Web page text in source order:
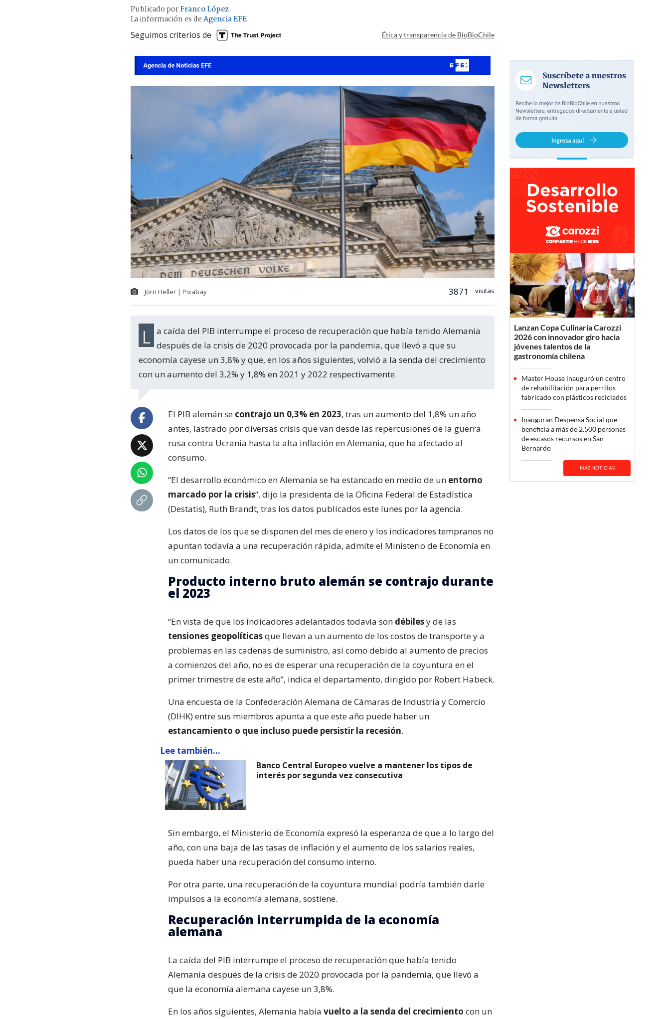
Publicado porFranco López
La información es deAgencia EFE
Seguimos criterios de Ética y transparencia de BioBioChile
Jörn Heller | Pixabay 3871 visitas
La caída del PIB interrumpe el proceso de recuperación que había tenido Alemania después de la crisis de 2020 provocada por la pandemia, que llevó a que su
economía cayese un 3,8% y que, en los años siguientes, volvió a la senda del crecimiento
con un aumento del 3,2% y 1,8% en 2021 y 2022 respectivamente.
El PIB alemán se contrajo un 0,3% en 2023, tras un aumento del 1,8% un año
antes, lastrado por diversas crisis que van desde las repercusiones de la guerra
rusa contra Ucrania hasta la alta inflación en Alemania, que ha afectado al
consumo.
“El desarrollo económico en Alemania se ha estancado en medio de un entorno
marcado por la crisis“, dijo la presidenta de la Oficina Federal de Estadística
(Destatis), Ruth Brandt, tras los datos publicados este lunes por la agencia.
Los datos de los que se disponen del mes de enero y los indicadores tempranos no
apuntan todavía a una recuperación rápida, admite el Ministerio de Economía en
un comunicado.
Producto interno bruto alemán se contrajo durante
el 2023
“En vista de que los indicadores adelantados todavía son débilesy de las
tensiones geopolíticasque llevan a un aumento de los costos de transporte y a
problemas en las cadenas de suministro, así como debido al aumento de precios
a comienzos del año, no es de esperar una recuperación de la coyuntura en el
primer trimestre de este año”, indica el departamento, dirigido por Robert Habeck.
Una encuesta de la Confederación Alemana de Cámaras de Industria y Comercio
(DIHK) entre sus miembros apunta a que este año puede haber un
estancamiento o que incluso puede persistir la recesión.
Lee también...
Banco Central Europeo vuelve a mantener los tipos de
interés por segunda vez consecutiva
Sin embargo, el Ministerio de Economía expresó la esperanza de que a lo largo del
año, con una baja de las tasas de inflación y el aumento de los salarios reales,
pueda haber una recuperación del consumo interno.
Por otra parte, una recuperación de la coyuntura mundial podría también darle
impulsos a la economía alemana, sostiene.
Recuperación interrumpida de la economía
alemana
La caída del PIB interrumpe el proceso de recuperación que había tenido
Alemania después de la crisis de 2020 provocada por la pandemia, que llevó a
que la economía alemana cayese un 3,8%.
En los años siguientes, Alemania había vuelto a la senda del crecimiento con un
Lanzan Copa Culinaria Carozzi
2026 con innovador giro hacia
jóvenes talentos de la
gastronomía chilena
Master House inauguró un centro
de rehabilitación para perritos
fabricado con plásticos reciclados
Inauguran Despensa Social que
beneficia a más de 2.500 personas
de escasos recursos en San
Bernardo
MÁS NOTICIAS